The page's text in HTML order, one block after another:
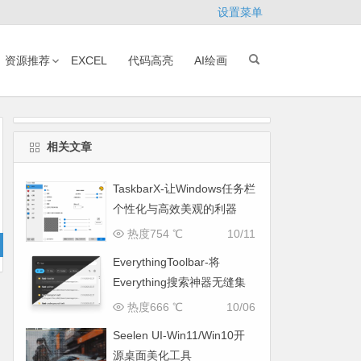
设置菜单
资源推荐 EXCEL 代码高亮 AI绘画
相关文章
TaskbarX-让Windows任务栏
个性化与高效美观的利器
10/11
热度754 ℃
EverythingToolbar-将
Everything搜索神器无缝集
成到系统任务栏
10/06
热度666 ℃
Seelen UI-Win11/Win10开
源桌面美化工具